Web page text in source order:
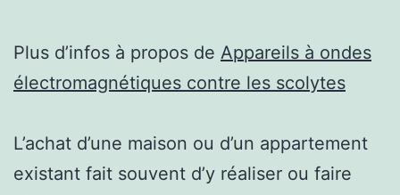
Plus d’infos à propos de Appareils à ondes
électromagnétiques contre les scolytes
L’achat d’une maison ou d’un appartement
existant fait souvent d’y réaliser ou faire